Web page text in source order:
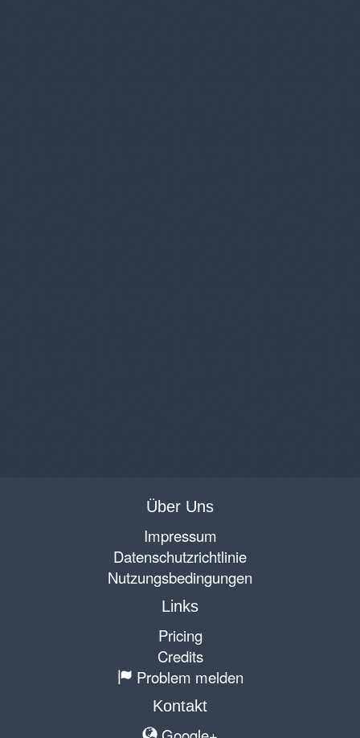
Über Uns
Impressum
Datenschutzrichtlinie
Nutzungsbedingungen
Links
Pricing
Credits
Problem melden
Kontakt